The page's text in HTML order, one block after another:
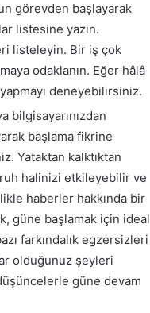
görevden başlayarak
listesine yazın.
listeleyin. Bir iş çok
odaklanın. Eğer hâlâ
deneyebilirsiniz.
bilgisayarınızdan
başlama fikrine
Yataktan kalktıktan
halinizi etkileyebilir ve
haberler hakkında bir
güne başlamak için ideal
farkındalık egzersizleri
olduğunuz şeyleri
güne devam